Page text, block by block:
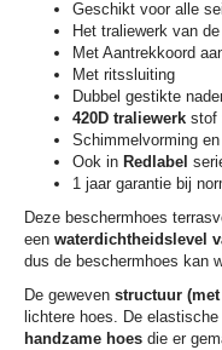
Geschikt voor alle
Het traliewerk van
Met Aantrekkoord
Met ritssluiting
Dubbel gestikte
420D traliewerk stof
Schimmelvorming
Ook in Redlabel
1 jaar garantie bij
Deze beschermhoes
een waterdichtheidslevel
dus de beschermhoes kan
De geweven structuur
lichtere hoes. De
handzame hoes die er